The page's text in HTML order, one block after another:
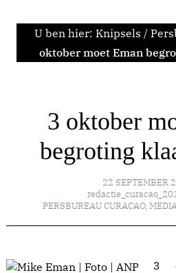
U ben hier: Knipsels /
oktober moet Eman
3 oktober
begroting
22 SEPTEMBER
PERSBUREAU CURACAO,
3